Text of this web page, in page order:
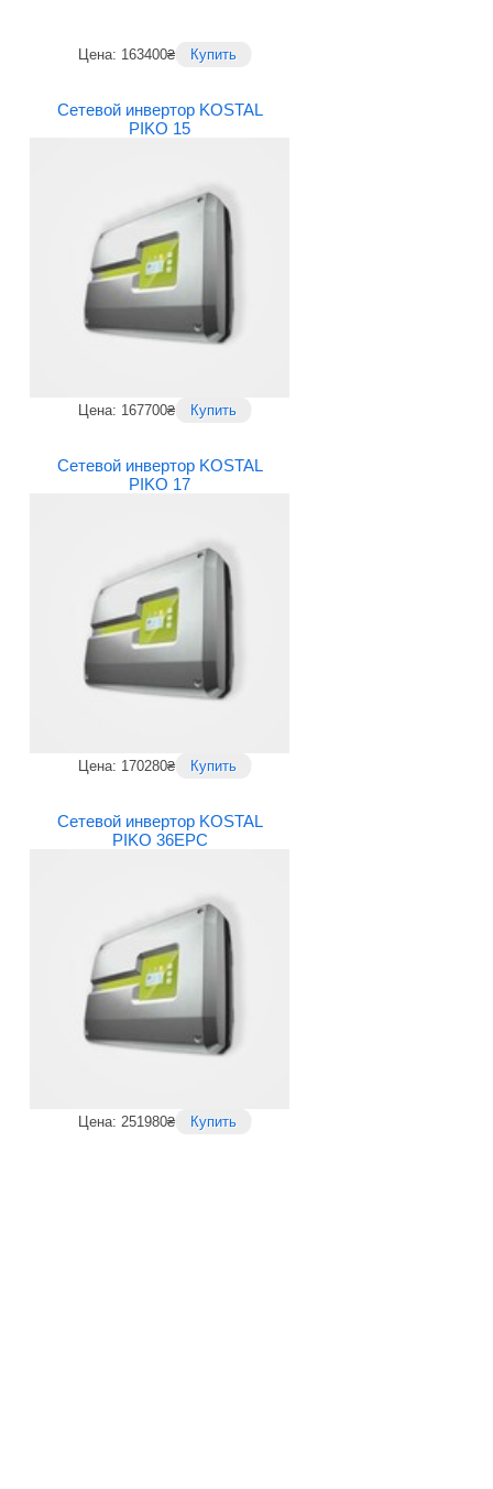
Цена: 163400₴ Купить
Сетевой инвертор KOSTAL
PIKO 15
Цена: 167700₴ Купить
Сетевой инвертор KOSTAL
PIKO 17
Цена: 170280₴ Купить
Сетевой инвертор KOSTAL
PIKO 36EPC
Цена: 251980₴ Купить